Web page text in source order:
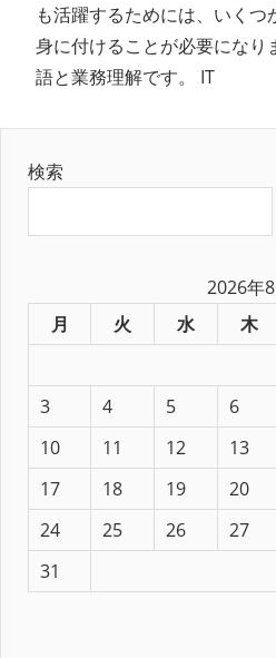
も活躍するためには、いく
身に付けることが必要になり
語と業務理解です。 IT
検索
2026年
月
火 水 木
3
4 5 6
10
11 12 13
17
18 19 20
24
25 26 27
31